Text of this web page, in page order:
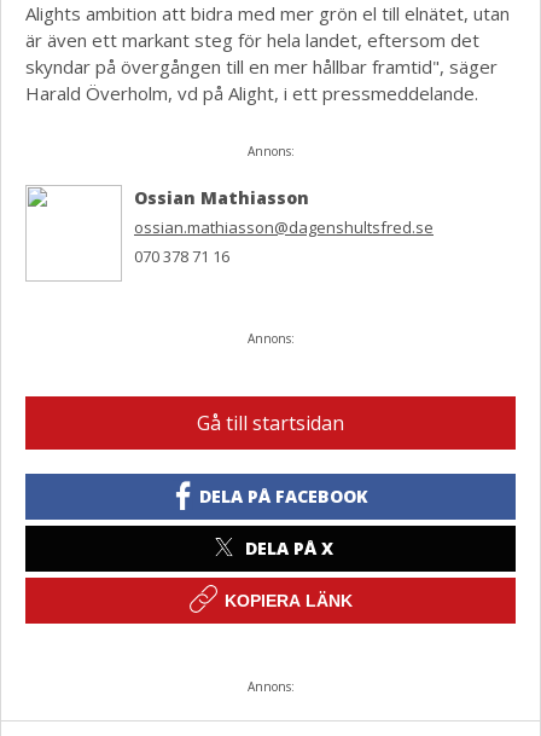
Alights ambition att bidra med mer grön el till elnätet, utan
är även ett markant steg för hela landet, eftersom det
skyndar på övergången till en mer hållbar framtid", säger
Harald Överholm, vd på Alight, i ett pressmeddelande.
Annons:
Ossian Mathiasson
ossian.mathiasson@dagenshultsfred.se
070 378 71 16
Annons:
Gå till startsidan
DELA PÅ FACEBOOK
DELA PÅ X
KOPIERA LÄNK
Annons: